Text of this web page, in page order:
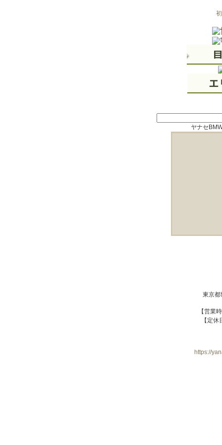
ヤナセ
東京都
【営業
【定
https://